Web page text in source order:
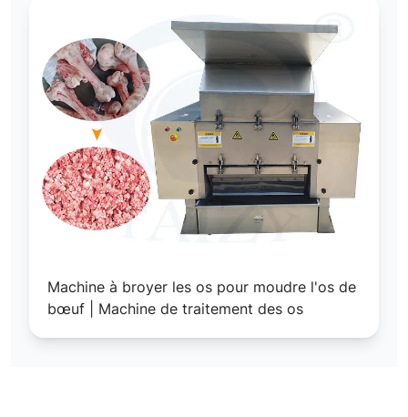
Machine à broyer les os pour moudre l'os de
bœuf | Machine de traitement des os